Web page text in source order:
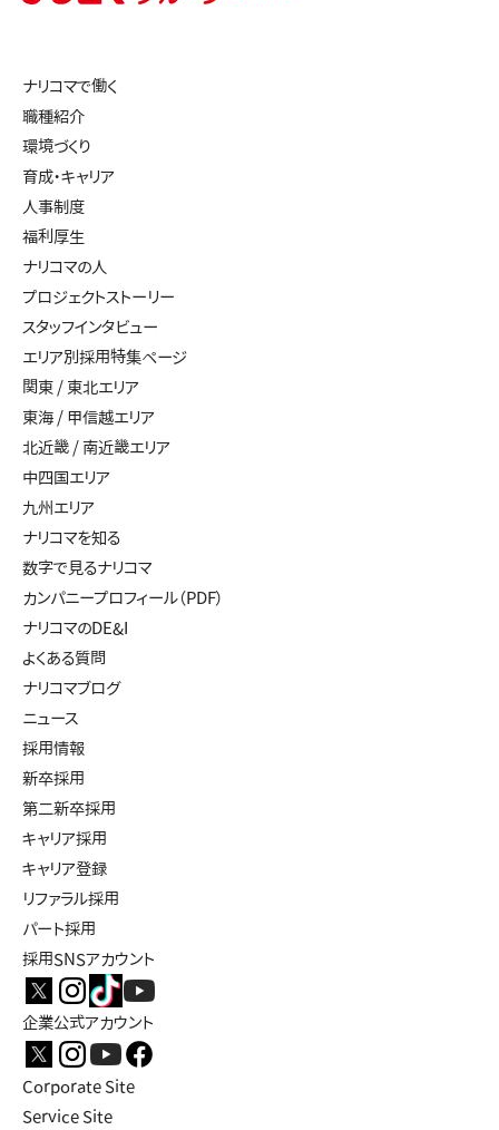
ナリコマで働く
職種紹介
環境づくり
育成・キャリア
人事制度
福利厚生
ナリコマの人
プロジェクトストーリー
スタッフインタビュー
エリア別採用特集ページ
関東 / 東北エリア
東海 / 甲信越エリア
北近畿 / 南近畿エリア
中四国エリア
九州エリア
ナリコマを知る
数字で見るナリコマ
カンパニープロフィール（PDF）
ナリコマのDE&I
よくある質問
ナリコマブログ
ニュース
採用情報
新卒採用
第二新卒採用
キャリア採用
キャリア登録
リファラル採用
パート採用
採用SNSアカウント
企業公式アカウント
Corporate Site
Service Site